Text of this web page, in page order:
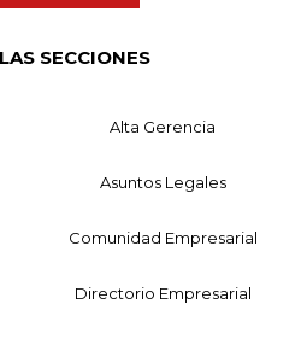
SECCIONES
Alta Gerencia
Asuntos Legales
Comunidad Empresarial
Directorio Empresarial